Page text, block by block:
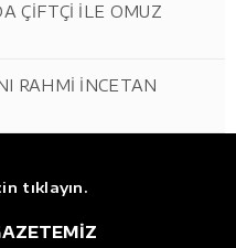
ÇİFTÇİ İLE OMUZ
RAHMİ İNCETAN
tıklayın.